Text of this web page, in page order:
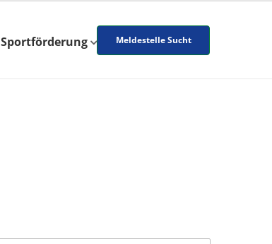
Sportförderung Meldestelle Sucht